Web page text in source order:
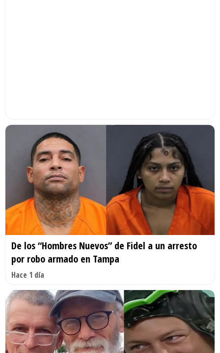
De los “Hombres Nuevos” de Fidel a un arresto
por robo armado en Tampa
Hace 1 día